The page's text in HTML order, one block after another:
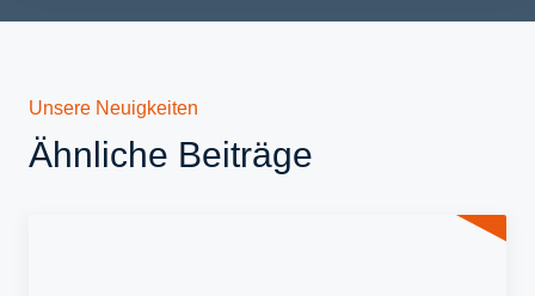
Unsere Neuigkeiten
Ähnliche Beiträge